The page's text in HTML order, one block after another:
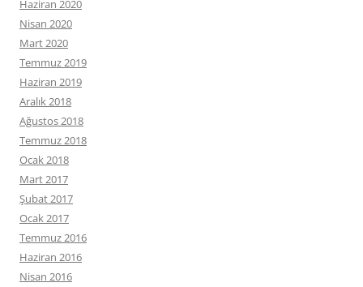
Haziran 2020
Nisan 2020
Mart 2020
Temmuz 2019
Haziran 2019
Aralık 2018
Ağustos 2018
Temmuz 2018
Ocak 2018
Mart 2017
Şubat 2017
Ocak 2017
Temmuz 2016
Haziran 2016
Nisan 2016